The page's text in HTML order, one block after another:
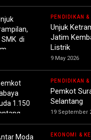
PENDIDIKAN &
Unjuk
Jatim
Listrik
9 May 2026
PENDIDIKAN &
Pemkot
Selantang
19 September
EKONOMI &